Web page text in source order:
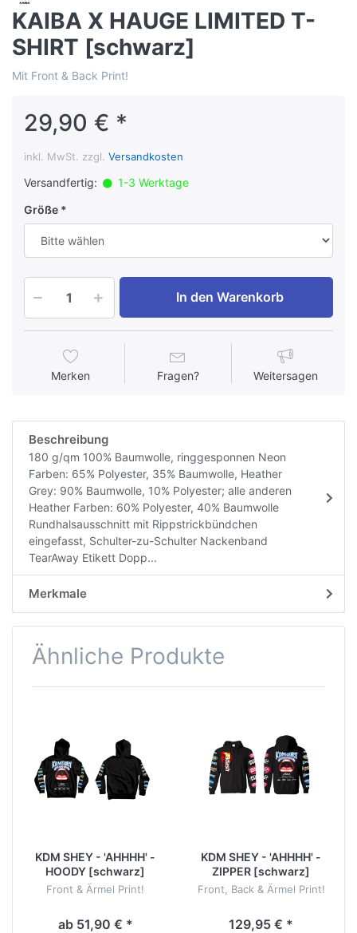
KAIBA X HAUGE LIMITED T-
SHIRT [schwarz]
Mit Front & Back Print!
29,90 € *
inkl. MwSt. zzgl. Versandkosten
Versandfertig:
1-3 Werktage
Größe
In den Warenkorb
Merken Fragen? Weitersagen
Beschreibung
180 g/qm 100% Baumwolle, ringgesponnen Neon
Farben: 65% Polyester, 35% Baumwolle, Heather
Grey: 90% Baumwolle, 10% Polyester; alle anderen
Heather Farben: 60% Polyester, 40% Baumwolle
Rundhalsausschnitt mit Rippstrickbündchen
eingefasst, Schulter-zu-Schulter Nackenband
TearAway Etikett Dopp...
Merkmale
Ähnliche Produkte
KDM SHEY - 'AHHHH' -
HOODY [schwarz]
Front & Ärmel Print!
ab 51,90 € *
KDM SHEY - 'AHHHH' -
ZIPPER [schwarz]
Front, Back & Ärmel Print!
129,95 € *